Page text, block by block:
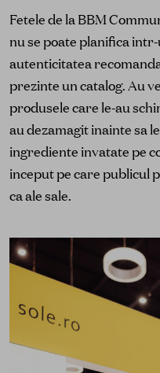
Fetele de la BBM
nu se poate planifica
autenticitatea
prezinte un catalog. Au
produsele care le-au
au dezamagit inainte sa
ingrediente invatate pe
inceput pe care publicul
ca ale sale.